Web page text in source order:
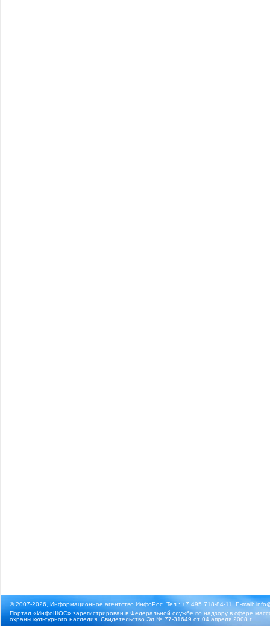
© 2007-2026, Информационное агентство ИнфоРос. Тел.: +7 495 718-84-11, E-mail:
Портал «ИнфоШОС» зарегистрирован в Федеральной службе по надзору в сфере
охраны культурного наследия. Свидетельство Эл № 77-31649 от 04 апреля 2008 г.